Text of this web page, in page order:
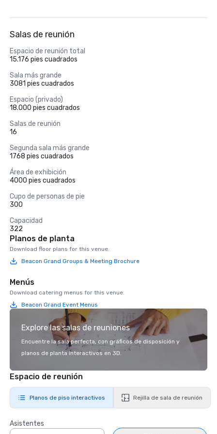
Salas de reunión
Espacio de reunión total
15.176 pies cuadrados
Sala más grande
3081 pies cuadrados
Espacio (privado)
18.000 pies cuadrados
Salas de reunión
16
Segunda sala más grande
1768 pies cuadrados
Área de exhibición
4000 pies cuadrados
Cupo de personas de pie
300
Capacidad
322
Planos de planta
Download floor plans for this venue.
Beacon Grand Groups & Meeting Brochure
Menús
Download catering menus for this venue.
Beacon Grand Event Menus
Explore las salas de reuniones
Encuentre la sala perfecta, con gráficos de disposición y
planos de planta interactivos en 3D.
Espacio de reunión
Planos de piso interactivos Rejilla de sala de reunión
Asistentes